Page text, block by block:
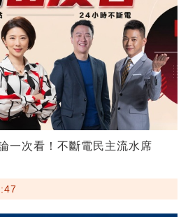
一次看！不斷電民主流水席